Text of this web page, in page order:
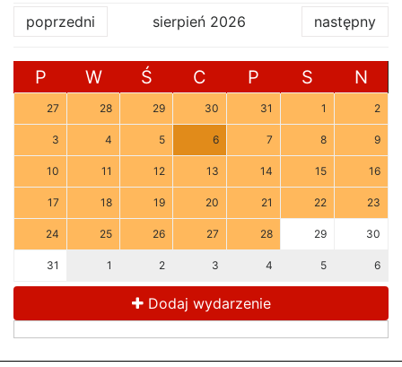
poprzedni sierpień 2026 następny
P W Ś C P S N
27 28 29 30 31 1 2
3 4 5 6 7 8 9
10 11 12 13 14 15 16
17 18 19 20 21 22 23
24 25 26 27 28 29 30
31 1 2 3 4 5 6
Dodaj wydarzenie